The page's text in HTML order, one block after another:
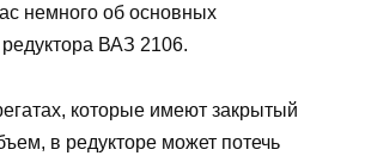
немного об основных
ВАЗ 2106.
которые имеют закрытый
в редукторе может потечь